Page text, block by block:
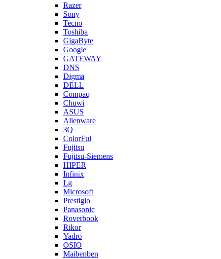
Razer
Sony
Tecno
Toshiba
GigaByte
Google
GATEWAY
DNS
Digma
DELL
Compaq
Chuwi
ASUS
Alienware
3Q
ColorFul
Fujitsu
Fujitsu-Siemens
HIPER
Infinix
Lg
Microsoft
Prestigio
Panasonic
Roverbook
Rikor
Yadro
OSIO
Maibenben